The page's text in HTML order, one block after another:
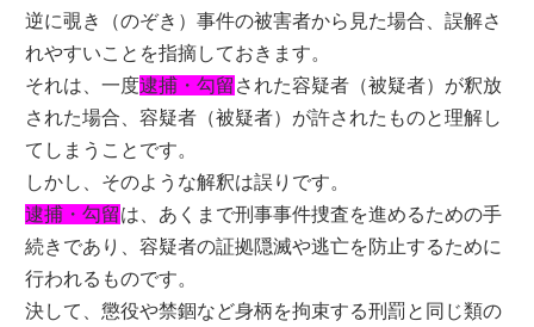
逆に覗き（のぞき）事件の被害者から見た場合、誤解さ
れやすいことを指摘しておきます。
それは、一度逮捕・勾留 された容疑者（被疑者）が釈放
された場合、容疑者（被疑者）が許されたものと理解し
てしまうことです。
しかし、そのような解釈は誤りです。
逮捕・勾留は、あくまで刑事事件捜査を進めるための手
続きであり、容疑者の証拠隠滅や逃亡を防止するために
行われるものです。
決して、懲役や禁錮など身柄を拘束する刑罰と同じ類の